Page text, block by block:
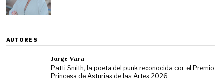
AUTORES
Jorge Vara
Patti Smith, la poeta del punk reconocida con el Premio
Princesa de Asturias de las Artes 2026